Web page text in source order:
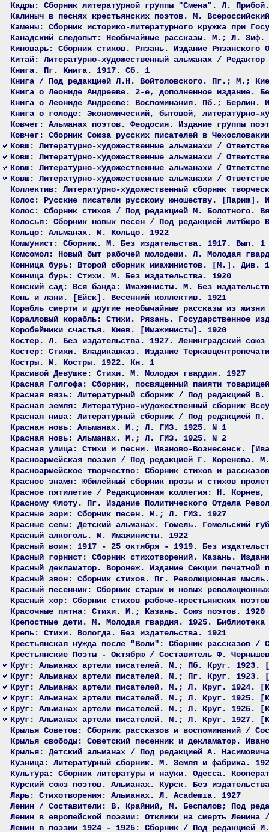
Кадры: Сборник литературной группы "Смена". Л.
Калиныч в песнях крестьянских поэтов. М.
Камены: Сборник историко-литературного кружка при
Канадский следопыт: Необычайные рассказы. М.; Л.
Киноварь: Сборник стихов. Рязань. Издание Рязанского
Китай: Литературно-художественный альманах /
Книга. Пг. Книга. 1917. Сб. 1
Книга / Под редакцией Л.Н. Войтоловского. Пг.; М.;
Книга о Леониде Андрееве. 2-е, дополненное издание.
Книга о Леониде Андрееве: Воспоминания. Пб.; Берлин.
Книга о голоде: Экономический, бытовой, литературно-
Ковчег: Альманах поэтов. Феодосия. Издание группы
Ковчег: Сборник Союза русских писателей в
Ковш: Литературно-художественные альманахи /
Ковш: Литературно-художественные альманахи /
Ковш: Литературно-художественные альманахи /
Ковш: Литературно-художественные альманахи /
Коллектив: Литературно-художественный сборник
Колос: Русские писатели русскому юношеству. [Париж].
Колос: Сборник стихов / Под редакцией М. Болотного.
Колосья: Сборник новых песен / Под редакцией
Кольцо: Альманах. М. Кольцо. 1922
Коммунист: Сборник. М. Без издательства. 1917. Вып. 1
Комсомол: Новый быт рабочей молодежи. Л. Молодая
Конница бурь: Второй сборник имажинистов. [М.]. Див.
Конница бурь: Стихи. М. Без издательства. 1920
Конский сад: Вся банда: Имажинисты. М. Без
Конь и лани. [Ейск]. Весенний коллектив. 1921
Корабль смерти и другие необычайные рассказы из
Коралловый корабль: Стихи. Рязань. Государственное
Коробейники счастья. Киев. [Имажинисты]. 1920
Костер. Л. Без издательства. 1927. Ленинградский союз
Костер: Стихи. Владикавказ. Издание
Костры. М. Костры. 1922. Кн. 1
Красивой Девушке: Стихи. М. Молодая гвардия. 1927
Красная Голгофа: Сборник, посвященный памяти
Красная вязь: Литературный сборник / Под редакцией
Красная земля: Литературно-художественный сборник
Красная нива: Литературный сборник / Под редакцией
Красная новь: Альманах. М.; Л. ГИЗ. 1925. N 1
Красная новь: Альманах. М.; Л. ГИЗ. 1925. N 2
Красная улица: Стихи и песни. Иваново-Вознесенск.
Красноармейская поэзия / Под редакцией Г. Коренева.
Красноармейское творчество: Сборник стихов и
Красное знамя: Юбилейный сборник прозы и стихов
Красное пятилетие / Редакционная коллегия: Н.
Красному Флоту. Пг. Издание Политического Отдела
Красные зори: Сборник песен. М.; Л. ГИЗ. 1927
Красные севы: Детский альманах. Гомель. Гомельский
Красный алкоголь. М. Имажинисты. 1922
Красный воин: 1917 - 25 октября - 1919. Без
Красный горнист: Сборник стихотворений. Казань.
Красный декламатор. Воронеж. Издание Секции
Красный звон: Сборник стихов. Пг. Революционная
Красный песенник: Сборник старых и новых
Красный хор: Сборник стихов рабоче-крестьянских
Красочные пятна: Стихи. М.; Казань. Союз поэтов. 1920
Крепостные дети. М. Молодая гвардия. 1925.
Крепь: Стихи. Вологда. Без издательства. 1921
Крестьянская нужда после "Воли": Сборник
Крестьянские Поэты - Октябрю / Составитель Ф.
Круг: Альманах артели писателей. М.; Пб. Круг.
Круг: Альманах артели писателей. М.; Пг. Круг.
Круг: Альманах артели писателей. М.; Л. Круг. 1924.
Круг: Альманах артели писателей. М.; Л. Круг. 1925.
Круг: Альманах артели писателей. М.; Л. Круг. 1925.
Круг: Альманах артели писателей. М.; Л. Круг. 1927.
Крылья Советов: Сборник рассказов и воспоминаний /
Крылья свободы: Советский песенник и декламатор.
Крылья: Детский альманах / Под редакцией А.
Кузница: Литературный сборник. М. Земля и фабрика.
Культура: Сборник литературы и науки. Одесса.
Курский союз поэтов. Альманах. Курск. Без
Ларь: Стихотворения: Альманах. Л. Academia. 1927
Ленин / Составители: В. Крайний, М. Беспалов; Под
Ленин в европейской поэзии: Отклики на смерть
Ленин в поэзии 1924 - 1925: Сборник / Под редакцией